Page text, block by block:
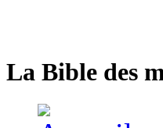
La Bible des